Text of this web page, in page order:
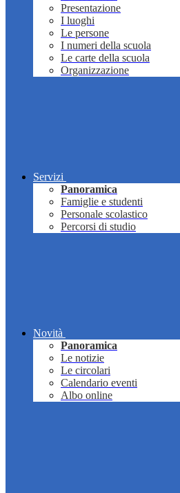
Presentazione
I luoghi
Le persone
I numeri della scuola
Le carte della scuola
Organizzazione
Servizi
Panoramica
Famiglie e studenti
Personale scolastico
Percorsi di studio
Novità
Panoramica
Le notizie
Le circolari
Calendario eventi
Albo online